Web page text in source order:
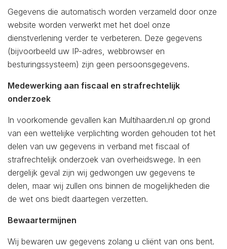
Gegevens die automatisch worden verzameld door onze
website worden verwerkt met het doel onze
dienstverlening verder te verbeteren. Deze gegevens
(bijvoorbeeld uw IP-adres, webbrowser en
besturingssysteem) zijn geen persoonsgegevens.
Medewerking aan fiscaal en strafrechtelijk
onderzoek
In voorkomende gevallen kan Multihaarden.nl op grond
van een wettelijke verplichting worden gehouden tot het
delen van uw gegevens in verband met fiscaal of
strafrechtelijk onderzoek van overheidswege. In een
dergelijk geval zijn wij gedwongen uw gegevens te
delen, maar wij zullen ons binnen de mogelijkheden die
de wet ons biedt daartegen verzetten.
Bewaartermijnen
Wij bewaren uw gegevens zolang u cliënt van ons bent.